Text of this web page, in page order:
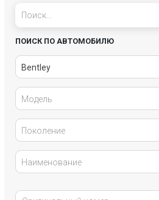
ПОИСК ПО АВТОМОБИЛЮ
Bentley
Модель
Поколение
Наименование